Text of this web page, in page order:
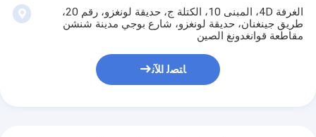
الغرفة 4D، المبنى 10، الكتلة ج، حديقة لونغزو، رقم 20،
طريق جينغنان، حديقة لونغزو، شارع بوجي مدينة شنشن
مقاطعة قوانغدونغ الصين
ﺎﺘﺼﻟ ﺍﻶﻧ